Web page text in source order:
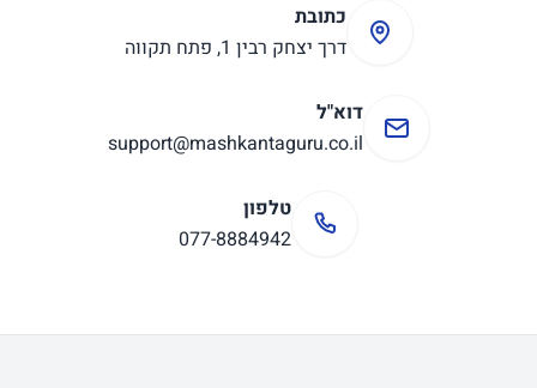
כתובת
דרך יצחק רבין 1, פתח תקווה
דוא"ל
support@mashkantaguru.co.il
טלפון
077-8884942